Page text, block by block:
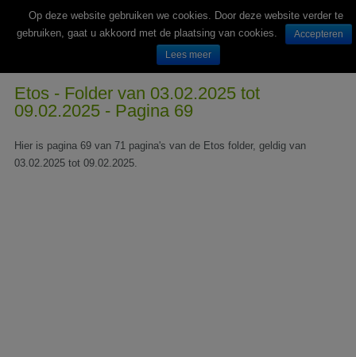
Wekelijks nieuwe folders van Nederlandse supermarkten en winkels
Etos - Folder van 03.02.2025 tot
09.02.2025 - Pagina 69
Hier is pagina 69 van 71 pagina's van de Etos folder, geldig van
03.02.2025 tot 09.02.2025.
Op deze website gebruiken we cookies. Door deze website verder te
gebruiken, gaat u akkoord met de plaatsing van cookies.
Accepteren
Lees meer